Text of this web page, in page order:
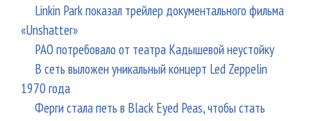
Linkin Park показал трейлер документального фильма
«Unshatter»
РАО потребовало от театра Кадышевой неустойку
В сеть выложен уникальный концерт Led Zeppelin
1970 года
Ферги стала петь в Black Eyed Peas, чтобы стать